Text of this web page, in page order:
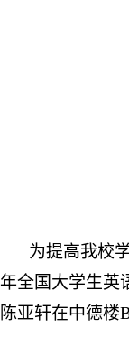
为提高我校
年全国大学生英
陈亚轩在中德楼